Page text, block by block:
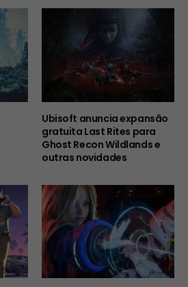
Ubisoft anuncia expansão
gratuita Last Rites para
Ghost Recon Wildlands e
outras novidades